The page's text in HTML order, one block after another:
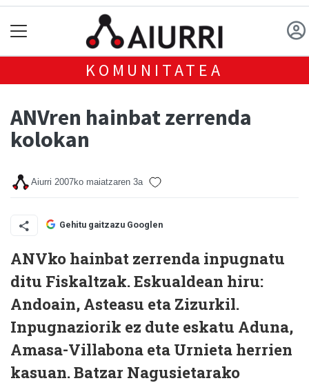
KOMUNITATEA
ANVren hainbat zerrenda
kolokan
Aiurri 2007ko maiatzaren 3a
Gehitu gaitzazu Googlen
ANVko hainbat zerrenda inpugnatu
ditu Fiskaltzak. Eskualdean hiru:
Andoain, Asteasu eta Zizurkil.
Inpugnaziorik ez dute eskatu Aduna,
Amasa-Villabona eta Urnieta herrien
kasuan. Batzar Nagusietarako